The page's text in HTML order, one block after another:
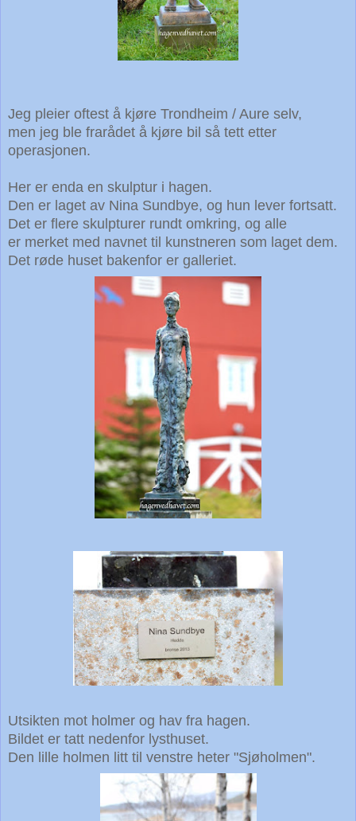
Jeg pleier oftest å kjøre Trondheim / Aure selv,
men jeg ble frarådet å kjøre bil så tett etter
operasjonen.
Her er enda en skulptur i hagen.
Den er laget av Nina Sundbye, og hun lever fortsatt.
Det er flere skulpturer rundt omkring, og alle
er merket med navnet til kunstneren som laget dem.
Det røde huset bakenfor er galleriet.
Utsikten mot holmer og hav fra hagen.
Bildet er tatt nedenfor lysthuset.
Den lille holmen litt til venstre heter "Sjøholmen".